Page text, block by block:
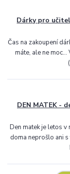
Dárky pro
Čas na zakoupení
máte, ale ne
DEN MATEK -
Den matek je letos v
doma neprošlo ani